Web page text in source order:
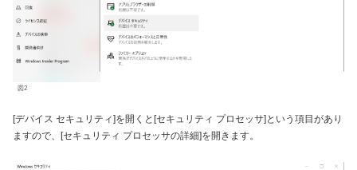
図2
[デバイス セキュリティ]を開くと[セキュリティ プロセッサ]という項目があり
ますので、[セキュリティ プロセッサの詳細]を開きます。